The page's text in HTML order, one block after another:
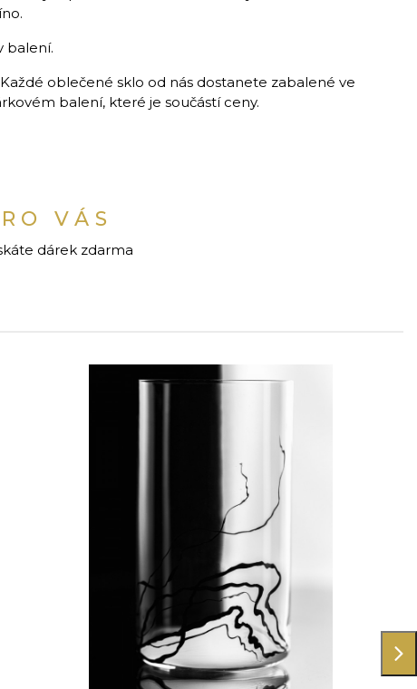
balení.
Každé oblečené sklo od nás dostanete zabalené ve
balení, které je součástí ceny.
VÁS
dárek zdarma